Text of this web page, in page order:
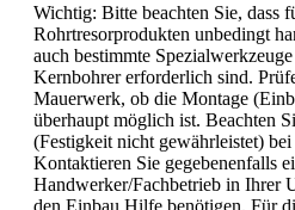
Wichtig: Bitte beachten Sie, dass
Rohrtresorprodukten unbedingt
auch bestimmte
Kernbohrer erforderlich sind.
Mauerwerk, ob die Montage
überhaupt möglich ist. Beachten
(Festigkeit nicht gewährleistet) bei
Kontaktieren Sie gegebenenfalls
Handwerker/Fachbetrieb in Ihrer
den Einbau Hilfe benötigen. Für